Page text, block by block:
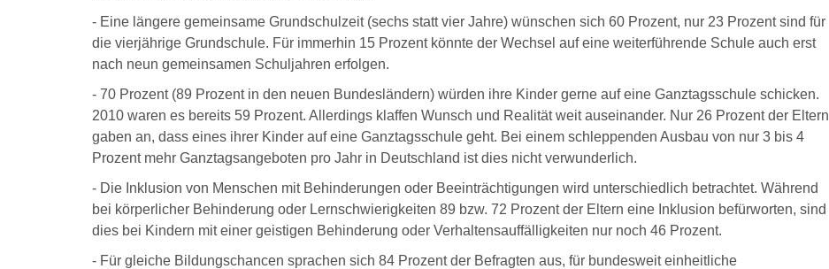
- Eine längere gemeinsame Grundschulzeit (sechs statt vier Jahre) wünschen sich 60 Prozent, nur 23 Prozent sind für
die vierjährige Grundschule. Für immerhin 15 Prozent könnte der Wechsel auf eine weiterführende Schule auch erst
nach neun gemeinsamen Schuljahren erfolgen.
- 70 Prozent (89 Prozent in den neuen Bundesländern) würden ihre Kinder gerne auf eine Ganztagsschule schicken.
2010 waren es bereits 59 Prozent. Allerdings klaffen Wunsch und Realität weit auseinander. Nur 26 Prozent der Eltern
gaben an, dass eines ihrer Kinder auf eine Ganztagsschule geht. Bei einem schleppenden Ausbau von nur 3 bis 4
Prozent mehr Ganztagsangeboten pro Jahr in Deutschland ist dies nicht verwunderlich.
- Die Inklusion von Menschen mit Behinderungen oder Beeinträchtigungen wird unterschiedlich betrachtet. Während
bei körperlicher Behinderung oder Lernschwierigkeiten 89 bzw. 72 Prozent der Eltern eine Inklusion befürworten, sind
dies bei Kindern mit einer geistigen Behinderung oder Verhaltensauffälligkeiten nur noch 46 Prozent.
- Für gleiche Bildungschancen sprachen sich 84 Prozent der Befragten aus, für bundesweit einheitliche